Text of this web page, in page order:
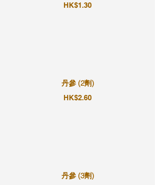
HK$1.30
丹參 (2劑)
HK$2.60
丹參 (3劑)